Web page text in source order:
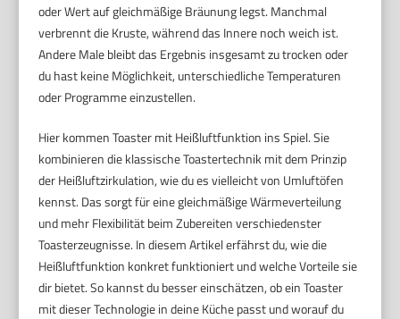
oder Wert auf gleichmäßige Bräunung legst. Manchmal
verbrennt die Kruste, während das Innere noch weich ist.
Andere Male bleibt das Ergebnis insgesamt zu trocken oder
du hast keine Möglichkeit, unterschiedliche Temperaturen
oder Programme einzustellen.
Hier kommen Toaster mit Heißluftfunktion ins Spiel. Sie
kombinieren die klassische Toastertechnik mit dem Prinzip
der Heißluftzirkulation, wie du es vielleicht von Umluftöfen
kennst. Das sorgt für eine gleichmäßige Wärmeverteilung
und mehr Flexibilität beim Zubereiten verschiedenster
Toasterzeugnisse. In diesem Artikel erfährst du, wie die
Heißluftfunktion konkret funktioniert und welche Vorteile sie
dir bietet. So kannst du besser einschätzen, ob ein Toaster
mit dieser Technologie in deine Küche passt und worauf du